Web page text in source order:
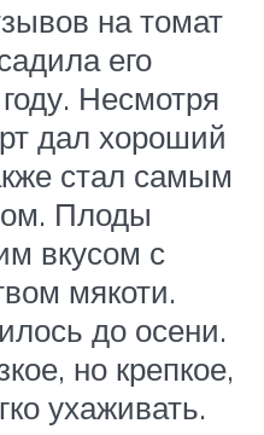
на томат
его
Несмотря
дал хороший
стал самым
Плоды
вкусом с
мякоти.
до осени.
но крепкое,
ухаживать.